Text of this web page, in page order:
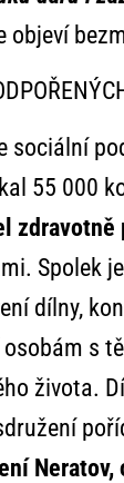
objeví
sociální
55 000
Spolek
dílny,
s
života.
Neratov,